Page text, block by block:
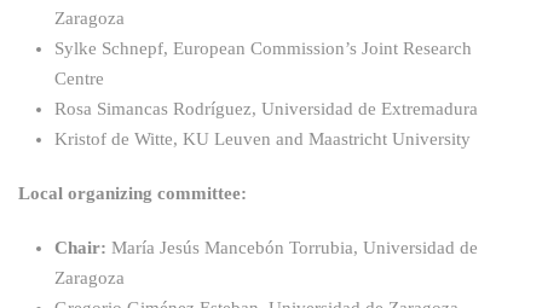
Zaragoza
Sylke Schnepf, European Commission’s Joint Research
Centre
Rosa Simancas Rodríguez, Universidad de Extremadura
Kristof de Witte, KU Leuven and Maastricht University
Local organizing committee:
Chair: María Jesús Mancebón Torrubia, Universidad de
Zaragoza